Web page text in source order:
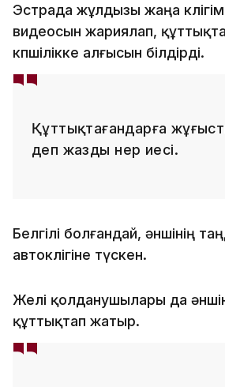
Эстрада жұлдызы жаңа
видеосын жариялап,
көпшілікке алғысын білдірді.
Құттықтағандарға
деп жазды өнер иесі.
Белгілі болғандай, әншінің
автокөлігіне түскен.
Желі қолданушылары да
құттықтап жатыр.